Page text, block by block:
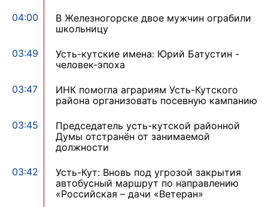
04:00
В Железногорске двое мужчин ограбили
школьницу
03:49
Усть-кутские имена: Юрий Батустин -
человек-эпоха
03:47
ИНК помогла аграриям Усть-Кутского
района организовать посевную кампанию
03:45
Председатель усть-кутской районной
Думы отстранён от занимаемой
должности
03:42
Усть-Кут: Вновь под угрозой закрытия
автобусный маршрут по направлению
«Российская – дачи «Ветеран»